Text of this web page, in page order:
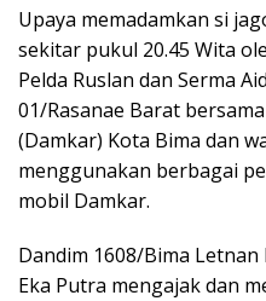
Upaya memadamkan si
sekitar pukul 20.45 Wita
Pelda Ruslan dan Serma
01/Rasanae Barat
(Damkar) Kota Bima dan
menggunakan berbagai
mobil Damkar.
Dandim 1608/Bima
Eka Putra mengajak dan